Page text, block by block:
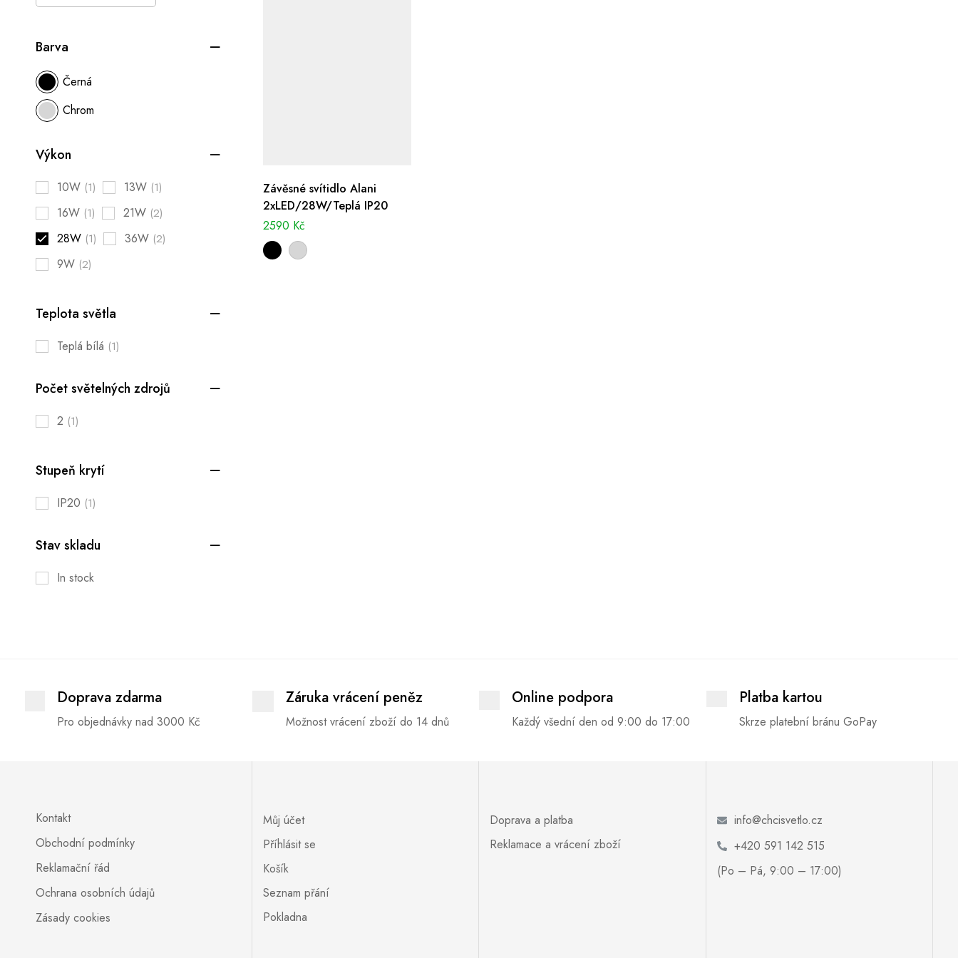
Barva
Černá
Chrom
Výkon
10W (1) 13W (1)
16W (1) 21W (2)
28W (1) 36W (2)
9W (2)
Teplota světla
Teplá bílá (1)
Počet světelných zdrojů
2 (1)
Stupeň krytí
IP20 (1)
Stav skladu
In stock
Závěsné svítidlo Alani
2xLED/28W/Teplá IP20
2590 Kč
Doprava zdarma
Pro objednávky nad 3000 Kč
Záruka vrácení peněz
Možnost vrácení zboží do 14 dnů
Online podpora
Každý všední den od 9:00 do 17:00
Platba kartou
Skrze platební bránu GoPay
Kontakt
Obchodní podmínky
Reklamační řád
Ochrana osobních údajů
Zásady cookies
Můj účet
Příhlásit se
Košík
Seznam přání
Pokladna
Doprava a platba
Reklamace a vrácení zboží
info@chcisvetlo.cz
+420 591 142 515
(Po – Pá, 9:00 – 17:00)